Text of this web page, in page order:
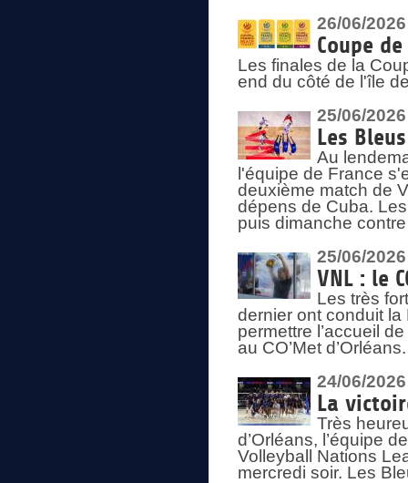
26/06/2026
Coupe
Les finales de la
end du côté de l'île
25/06/2026
Les
Au
l'équipe de France
deuxième match de
dépens de Cuba.
puis dimanche
25/06/2026
VNL : le
Les très
dernier ont conduit
permettre l’accueil
au CO’Met d’Orléans.
24/06/2026
La
Très
d’Orléans, l’équipe
Volleyball Nations
mercredi soir. Les